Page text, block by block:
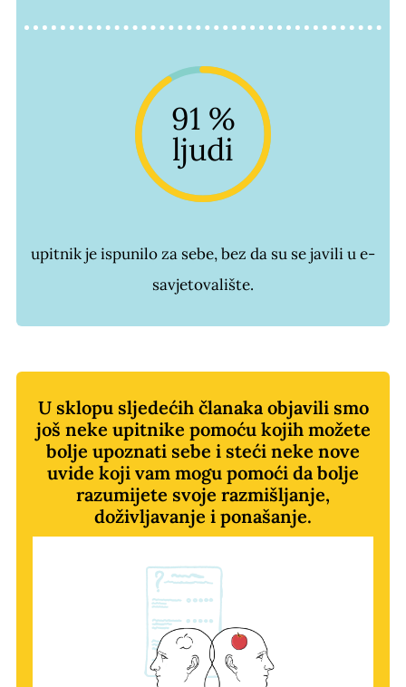
91 %
ljudi
upitnik je ispunilo za sebe, bez da su se javili u e-
savjetovalište.
U sklopu sljedećih članaka objavili smo
još neke upitnike pomoću kojih možete
bolje upoznati sebe i steći neke nove
uvide koji vam mogu pomoći da bolje
razumijete svoje razmišljanje,
doživljavanje i ponašanje.